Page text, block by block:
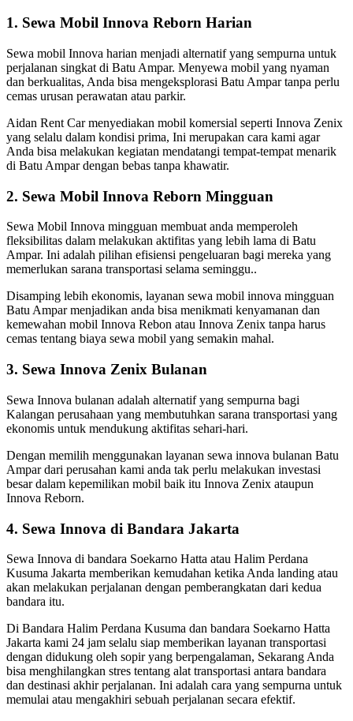
1. Sewa Mobil Innova Reborn Harian
Sewa mobil Innova harian menjadi alternatif yang sempurna untuk
perjalanan singkat di Batu Ampar. Menyewa mobil yang nyaman
dan berkualitas, Anda bisa mengeksplorasi Batu Ampar tanpa perlu
cemas urusan perawatan atau parkir.
Aidan Rent Car menyediakan mobil komersial seperti Innova Zenix
yang selalu dalam kondisi prima, Ini merupakan cara kami agar
Anda bisa melakukan kegiatan mendatangi tempat-tempat menarik
di Batu Ampar dengan bebas tanpa khawatir.
2. Sewa Mobil Innova Reborn Mingguan
Sewa Mobil Innova mingguan membuat anda memperoleh
fleksibilitas dalam melakukan aktifitas yang lebih lama di Batu
Ampar. Ini adalah pilihan efisiensi pengeluaran bagi mereka yang
memerlukan sarana transportasi selama seminggu..
Disamping lebih ekonomis, layanan sewa mobil innova mingguan
Batu Ampar menjadikan anda bisa menikmati kenyamanan dan
kemewahan mobil Innova Rebon atau Innova Zenix tanpa harus
cemas tentang biaya sewa mobil yang semakin mahal.
3. Sewa Innova Zenix Bulanan
Sewa Innova bulanan adalah alternatif yang sempurna bagi
Kalangan perusahaan yang membutuhkan sarana transportasi yang
ekonomis untuk mendukung aktifitas sehari-hari.
Dengan memilih menggunakan layanan sewa innova bulanan Batu
Ampar dari perusahan kami anda tak perlu melakukan investasi
besar dalam kepemilikan mobil baik itu Innova Zenix ataupun
Innova Reborn.
4. Sewa Innova di Bandara Jakarta
Sewa Innova di bandara Soekarno Hatta atau Halim Perdana
Kusuma Jakarta memberikan kemudahan ketika Anda landing atau
akan melakukan perjalanan dengan pemberangkatan dari kedua
bandara itu.
Di Bandara Halim Perdana Kusuma dan bandara Soekarno Hatta
Jakarta kami 24 jam selalu siap memberikan layanan transportasi
dengan didukung oleh sopir yang berpengalaman, Sekarang Anda
bisa menghilangkan stres tentang alat transportasi antara bandara
dan destinasi akhir perjalanan. Ini adalah cara yang sempurna untuk
memulai atau mengakhiri sebuah perjalanan secara efektif.